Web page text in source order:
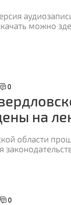
можно
0
на
области
0